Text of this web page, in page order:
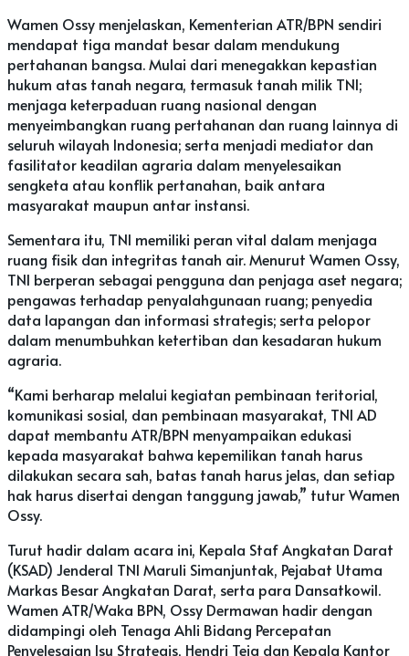
Wamen Ossy menjelaskan, Kementerian ATR/BPN sendiri
mendapat tiga mandat besar dalam mendukung
pertahanan bangsa. Mulai dari menegakkan kepastian
hukum atas tanah negara, termasuk tanah milik TNI;
menjaga keterpaduan ruang nasional dengan
menyeimbangkan ruang pertahanan dan ruang lainnya di
seluruh wilayah Indonesia; serta menjadi mediator dan
fasilitator keadilan agraria dalam menyelesaikan
sengketa atau konflik pertanahan, baik antara
masyarakat maupun antar instansi.
Sementara itu, TNI memiliki peran vital dalam menjaga
ruang fisik dan integritas tanah air. Menurut Wamen Ossy,
TNI berperan sebagai pengguna dan penjaga aset negara;
pengawas terhadap penyalahgunaan ruang; penyedia
data lapangan dan informasi strategis; serta pelopor
dalam menumbuhkan ketertiban dan kesadaran hukum
agraria.
“Kami berharap melalui kegiatan pembinaan teritorial,
komunikasi sosial, dan pembinaan masyarakat, TNI AD
dapat membantu ATR/BPN menyampaikan edukasi
kepada masyarakat bahwa kepemilikan tanah harus
dilakukan secara sah, batas tanah harus jelas, dan setiap
hak harus disertai dengan tanggung jawab,” tutur Wamen
Ossy.
Turut hadir dalam acara ini, Kepala Staf Angkatan Darat
(KSAD) Jenderal TNI Maruli Simanjuntak, Pejabat Utama
Markas Besar Angkatan Darat, serta para Dansatkowil.
Wamen ATR/Waka BPN, Ossy Dermawan hadir dengan
didampingi oleh Tenaga Ahli Bidang Percepatan
Penyelesaian Isu Strategis, Hendri Teja dan Kepala Kantor